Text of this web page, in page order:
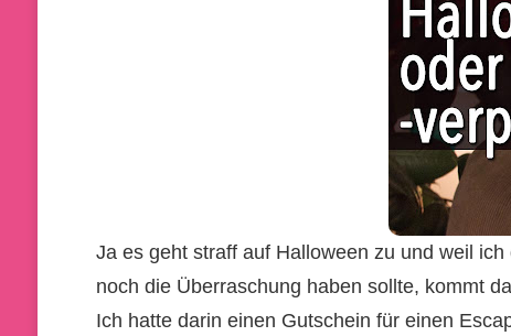
Ja es geht straff auf Halloween zu und weil
noch die Überraschung haben sollte, kommt
Ich hatte darin einen Gutschein für einen